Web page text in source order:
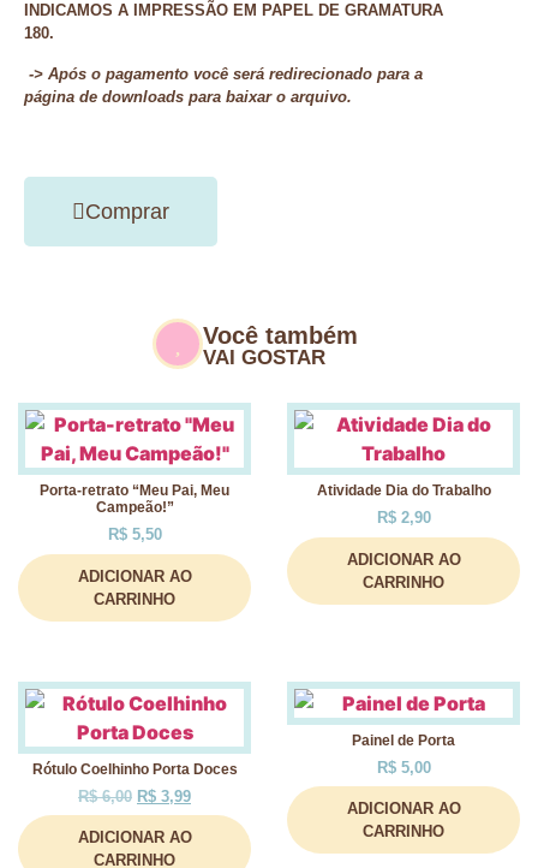
INDICAMOS A IMPRESSÃO EM PAPEL DE GRAMATURA
180.
-> Após o pagamento você será redirecionado para a
página de downloads para baixar o arquivo.
Comprar
Você também
VAI GOSTAR
Porta-retrato “Meu Pai, Meu
Campeão!”
R$5,50
ADICIONAR AO
CARRINHO
Atividade Dia do Trabalho
R$2,90
ADICIONAR AO
CARRINHO
Rótulo Coelhinho Porta Doces
R$6,00 R$ 3,99
ADICIONAR AO
CARRINHO
Painel de Porta
R$5,00
ADICIONAR AO
CARRINHO